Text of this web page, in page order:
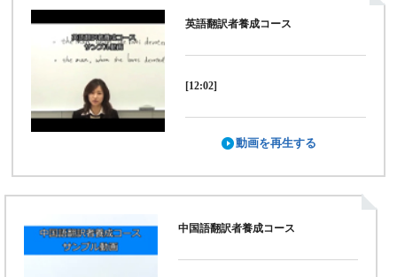
英語翻訳者養成コース
[12:02]
動画を再生する
中国語翻訳者養成コース